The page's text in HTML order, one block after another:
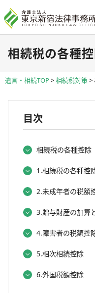
相続税の各種
遺言・相続TOP>相続税対策>
目次
相続税の各種控除
1.相続税の各種控
2.未成年者の税額
3.贈与財産の加算
4.障害者の税額控
5.相次相続控除
6.外国税額控除